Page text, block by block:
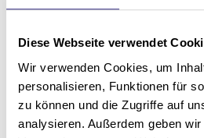
Diese Webseite verwendet
Wir verwenden Cookies, um
personalisieren, Funktionen für
zu können und die Zugriffe auf
analysieren. Außerdem geben
Schiebeläden